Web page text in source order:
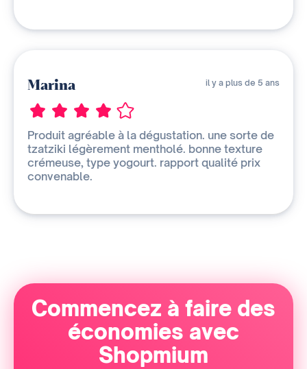
Marina il y a plus de 5 ans
Produit agréable à la dégustation. une sorte de
tzatziki légèrement mentholé. bonne texture
crémeuse, type yogourt. rapport qualité prix
convenable.
Commencez à faire des
économies avec
Shopmium